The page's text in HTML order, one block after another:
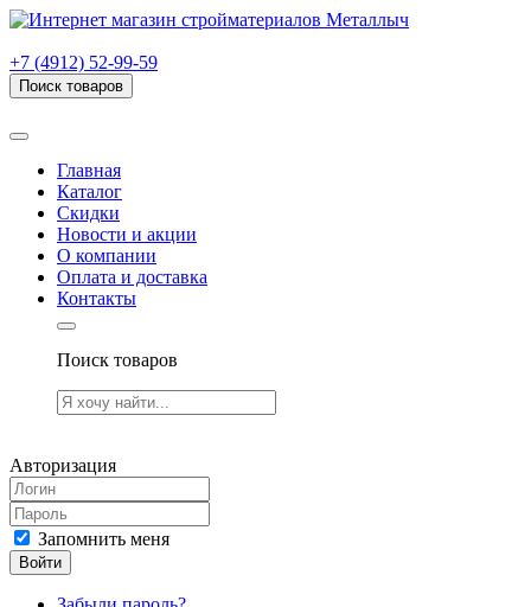
+7 (4912) 52-99-59
Поиск товаров
Главная
Каталог
Скидки
Новости и акции
О компании
Оплата и доставка
Контакты
Поиск товаров
Авторизация
Запомнить меня
Войти